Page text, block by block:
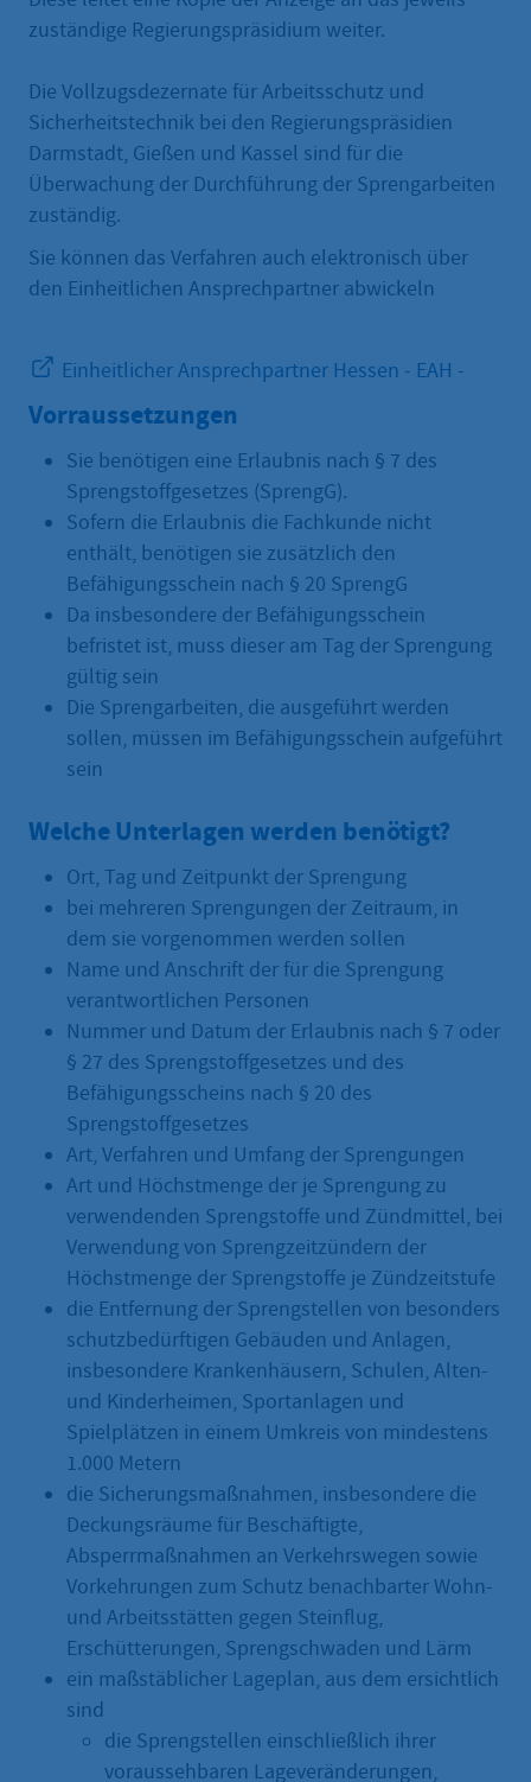
zuständige Regierungspräsidium weiter.
Die Vollzugsdezernate für Arbeitsschutz und
Sicherheitstechnik bei den Regierungspräsidien
Darmstadt, Gießen und Kassel sind für die
Überwachung der Durchführung der Sprengarbeiten
zuständig.
Sie können das Verfahren auch elektronisch über
den Einheitlichen Ansprechpartner abwickeln
Einheitlicher Ansprechpartner Hessen - EAH -
Vorraussetzungen
Sie benötigen eine Erlaubnis nach § 7 des
Sprengstoffgesetzes (SprengG).
Sofern die Erlaubnis die Fachkunde nicht
enthält, benötigen sie zusätzlich den
Befähigungsschein nach § 20 SprengG
Da insbesondere der Befähigungsschein
befristet ist, muss dieser am Tag der Sprengung
gültig sein
Die Sprengarbeiten, die ausgeführt werden
sollen, müssen im Befähigungsschein aufgeführt
sein
Welche Unterlagen werden benötigt?
Ort, Tag und Zeitpunkt der Sprengung
bei mehreren Sprengungen der Zeitraum, in
dem sie vorgenommen werden sollen
Name und Anschrift der für die Sprengung
verantwortlichen Personen
Nummer und Datum der Erlaubnis nach § 7 oder
§ 27 des Sprengstoffgesetzes und des
Befähigungsscheins nach § 20 des
Sprengstoffgesetzes
Art, Verfahren und Umfang der Sprengungen
Art und Höchstmenge der je Sprengung zu
verwendenden Sprengstoffe und Zündmittel, bei
Verwendung von Sprengzeitzündern der
Höchstmenge der Sprengstoffe je Zündzeitstufe
die Entfernung der Sprengstellen von besonders
schutzbedürftigen Gebäuden und Anlagen,
insbesondere Krankenhäusern, Schulen, Alten-
und Kinderheimen, Sportanlagen und
Spielplätzen in einem Umkreis von mindestens
1.000 Metern
die Sicherungsmaßnahmen, insbesondere die
Deckungsräume für Beschäftigte,
Absperrmaßnahmen an Verkehrswegen sowie
Vorkehrungen zum Schutz benachbarter Wohn-
und Arbeitsstätten gegen Steinflug,
Erschütterungen, Sprengschwaden und Lärm
ein maßstäblicher Lageplan, aus dem ersichtlich
sind
die Sprengstellen einschließlich ihrer
voraussehbaren Lageveränderungen,